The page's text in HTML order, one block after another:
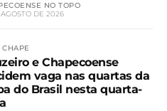
NO TOPO
DE 2026
CHAPE
e Chapecoense
vaga nas quartas da
do Brasil nesta quarta-